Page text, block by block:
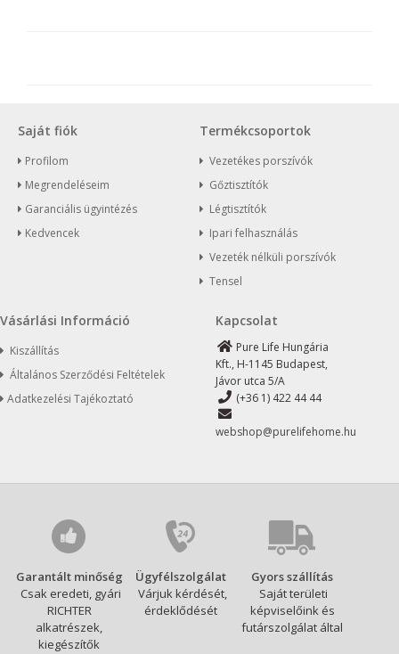
Saját fiók
Profilom
Megrendeléseim
Garanciális ügyintézés
Kedvencek
Termékcsoportok
Vezetékes porszívók
Gőztisztítók
Légtisztítók
Ipari felhasználás
Vezeték nélküli porszívók
Tensel
Vásárlási Információ
Kiszállítás
Általános Szerződési Feltételek
Adatkezelési Tajékoztató
Kapcsolat
Pure Life Hungária
Kft., H-1145 Budapest,
Jávor utca 5/A
(+36 1) 422 44 44
webshop@purelifehome.hu
Garantált minőség
Csak eredeti, gyári
RICHTER
alkatrészek,
kiegészítők
Ügyfélszolgálat
Várjuk kérdését,
érdeklődését
Gyors szállítás
Saját területi
képviselőink és
futárszolgálat által